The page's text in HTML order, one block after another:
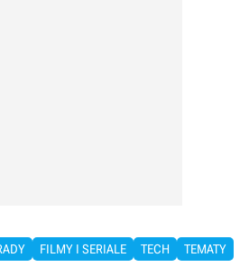
FILMY I SERIALE TECH TEMATY